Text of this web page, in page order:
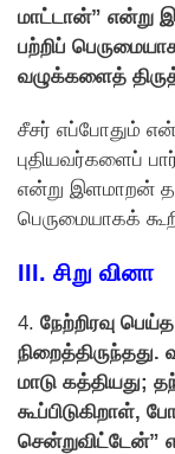
மாட்டான்” என்று
பற்றிப்
வழுக்களைத்
சீசர் எப்போதும்
புதியவர்களைப்
என்று இளமாறன்
பெருமையாகக்
III. சிறு வினா
4. நேற்றிரவு
நிறைத்திருந்தது.
மாடு கத்தியது;
கூப்பிடுகிறாள்,
சென்றுவிட்டேன்”